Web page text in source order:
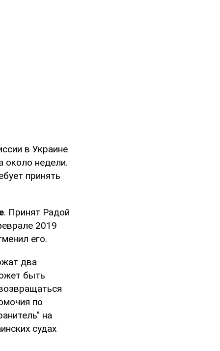
в Украине
около недели.
принять
. Принят Радой
2019
его.
два
быть
по
на
судах